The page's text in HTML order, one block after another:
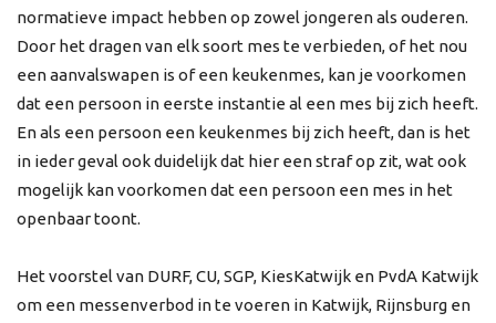
normatieve impact hebben op zowel jongeren als ouderen.
Door het dragen van elk soort mes te verbieden, of het nou
een aanvalswapen is of een keukenmes, kan je voorkomen
dat een persoon in eerste instantie al een mes bij zich heeft.
En als een persoon een keukenmes bij zich heeft, dan is het
in ieder geval ook duidelijk dat hier een straf op zit, wat ook
mogelijk kan voorkomen dat een persoon een mes in het
openbaar toont.
Het voorstel van DURF, CU, SGP, KiesKatwijk en PvdA Katwijk
om een messenverbod in te voeren in Katwijk, Rijnsburg en